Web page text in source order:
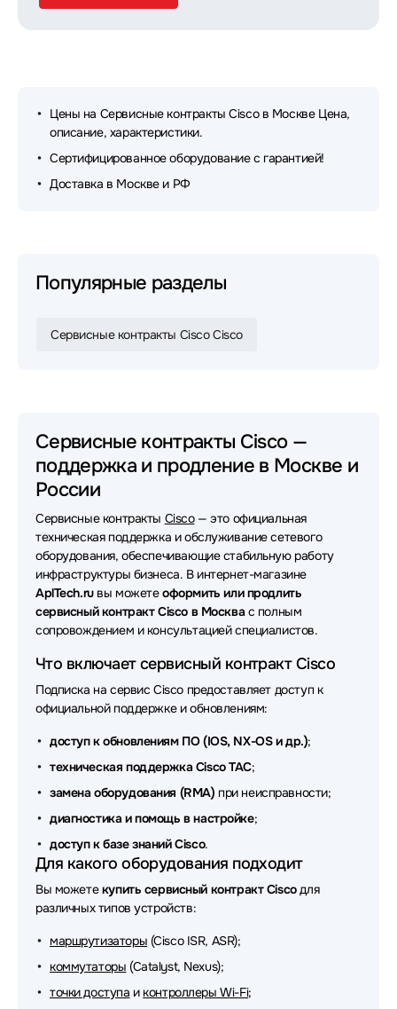
Цены на Сервисные контракты Cisco в Москве Цена,
описание, характеристики.
Сертифицированное оборудование с гарантией!
Доставка в Москве и РФ
Популярные разделы
Сервисные контракты Cisco Cisco
Сервисные контракты Cisco —
поддержка и продление в Москве и
России
Сервисные контракты Cisco— это официальная
техническая поддержка и обслуживание сетевого
оборудования, обеспечивающие стабильную работу
инфраструктуры бизнеса. В интернет-магазине
AplTech.ruвы можетеоформить или продлить
сервисный контракт Cisco в Москва с полным
сопровождением и консультацией специалистов.
Что включает сервисный контракт Cisco
Подписка на сервис Cisco предоставляет доступ к
официальной поддержке и обновлениям:
доступ к обновлениям ПО (IOS, NX-OS и др.);
техническая поддержка Cisco TAC;
замена оборудования (RMA) при неисправности;
диагностика и помощь в настройке;
доступ к базе знаний Cisco.
Для какого оборудования подходит
Вы можетекупить сервисный контракт Ciscoдля
различных типов устройств:
маршрутизаторы (Cisco ISR, ASR);
коммутаторы (Catalyst, Nexus);
точки доступа и контроллеры Wi-Fi;